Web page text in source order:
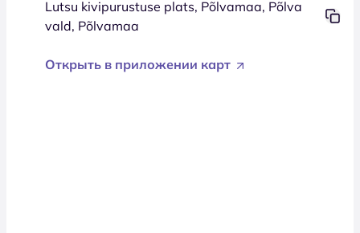
Lutsu kivipurustuse plats, Põlvamaa, Põlva
vald, Põlvamaa
Открыть в приложении карт